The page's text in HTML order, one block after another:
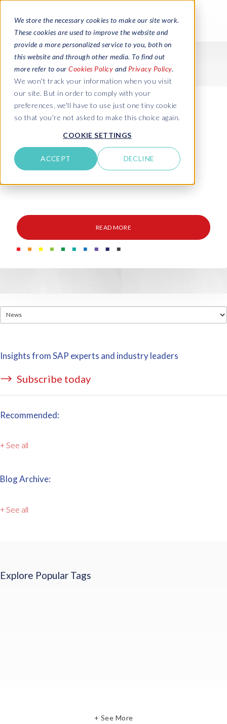
We store the necessary cookies to make our site work.
These cookies are used to improve the website and
provide a more personalized service to you, both on
this website and through other media. To find out
more refer to our Cookies Policy and Privacy Policy.
We won't track your information when you visit
our site. But in order to comply with your
preferences, we'll have to use just one tiny cookie
so that you're not asked to make this choice again.
COOKIE SETTINGS
ACCEPT DECLINE
READ MORE
Insights from SAP experts and industry leaders
Subscribe today
Recommended:
+ See all
Blog Archive:
+ See all
Explore Popular Tags
+ See More